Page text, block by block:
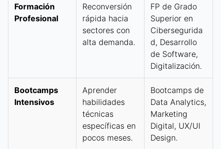
Formación
Profesional
Reconversión
rápida hacia
sectores con
alta demanda.
FP de Grado
Superior en
Cibersegurida
d, Desarrollo
de Software,
Digitalización.
Bootcamps
Intensivos
Aprender
habilidades
técnicas
específicas en
pocos meses.
Bootcamps de
Data Analytics,
Marketing
Digital, UX/UI
Design.